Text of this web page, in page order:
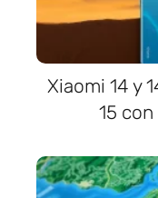
Xiaomi 14 y
15